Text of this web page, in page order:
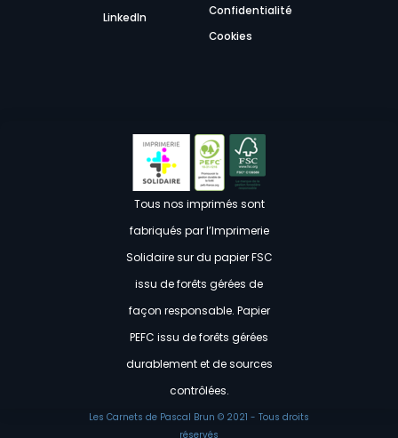
LinkedIn
Confidentialité
Cookies
Les Carnets de Pascal Brun © 2021 - Tous droits
réservés
Tous nos imprimés sont
fabriqués par l’Imprimerie
Solidaire sur du papier FSC
issu de forêts gérées de
façon responsable. Papier
PEFC issu de forêts gérées
durablement et de sources
contrôlées.